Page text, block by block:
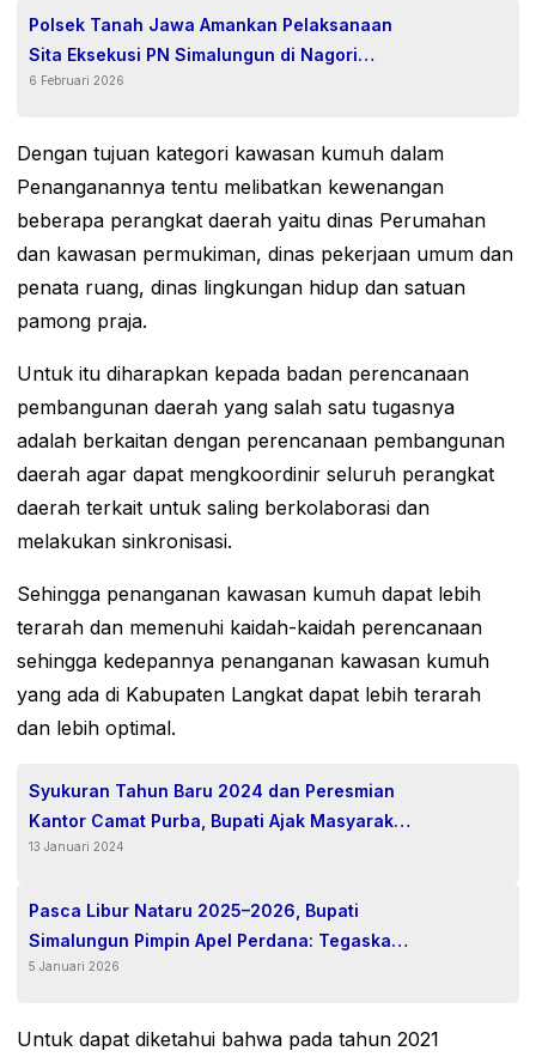
Polsek Tanah Jawa Amankan Pelaksanaan
Sita Eksekusi PN Simalungun di Nagori
Tangga Batu
6 Februari 2026
Dengan tujuan kategori kawasan kumuh dalam
Penanganannya tentu melibatkan kewenangan
beberapa perangkat daerah yaitu dinas Perumahan
dan kawasan permukiman, dinas pekerjaan umum dan
penata ruang, dinas lingkungan hidup dan satuan
pamong praja.
Untuk itu diharapkan kepada badan perencanaan
pembangunan daerah yang salah satu tugasnya
adalah berkaitan dengan perencanaan pembangunan
daerah agar dapat mengkoordinir seluruh perangkat
daerah terkait untuk saling berkolaborasi dan
melakukan sinkronisasi.
Sehingga penanganan kawasan kumuh dapat lebih
terarah dan memenuhi kaidah-kaidah perencanaan
sehingga kedepannya penanganan kawasan kumuh
yang ada di Kabupaten Langkat dapat lebih terarah
dan lebih optimal.
Syukuran Tahun Baru 2024 dan Peresmian
Kantor Camat Purba, Bupati Ajak Masyarakat
Marharoan Bolon Membangun Tanoh
13 Januari 2024
Pasca Libur Nataru 2025–2026, Bupati
Simalungun Pimpin Apel Perdana: Tegaskan
Disiplin ASN sebagai Kunci Peningkatan
5 Januari 2026
Untuk dapat diketahui bahwa pada tahun 2021